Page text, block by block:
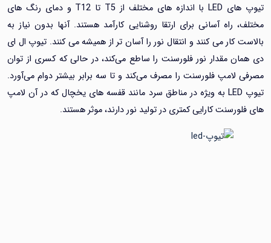
تیوپ های LED با اندازه های مختلف از T5 تا T12 و دمای رنگ های
راه آسانی برای ارتقا روشنایی کارآمد هستند. آنها بدون نیاز به
کار می کنند و انتقال نور را آسان تر از همیشه می کنند. تیوپ ال ای
مقدار نور فلورسنت را ساطع می‌کند، در حالی که کسری از توان
فلورسنت را مصرف می‌کند و تا سه برابر بیشتر دوام می‌آورد.
تیوپ LED به ویژه در مناطق سرد مانند قفسه های یخچال که در آن لامپ
کارایی کمتری در تولید نور دارند، موثر هستند.